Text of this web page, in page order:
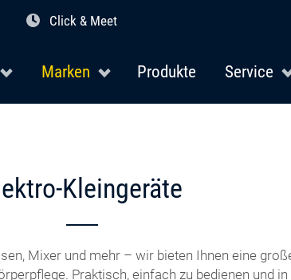
Click & Meet
Marken Produkte Service
Kleingeräte
Mixer und mehr – wir bieten Ihnen eine
Praktisch, einfach zu bedienen und